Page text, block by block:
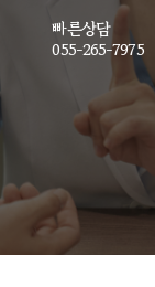
빠른상담
055-265-7975